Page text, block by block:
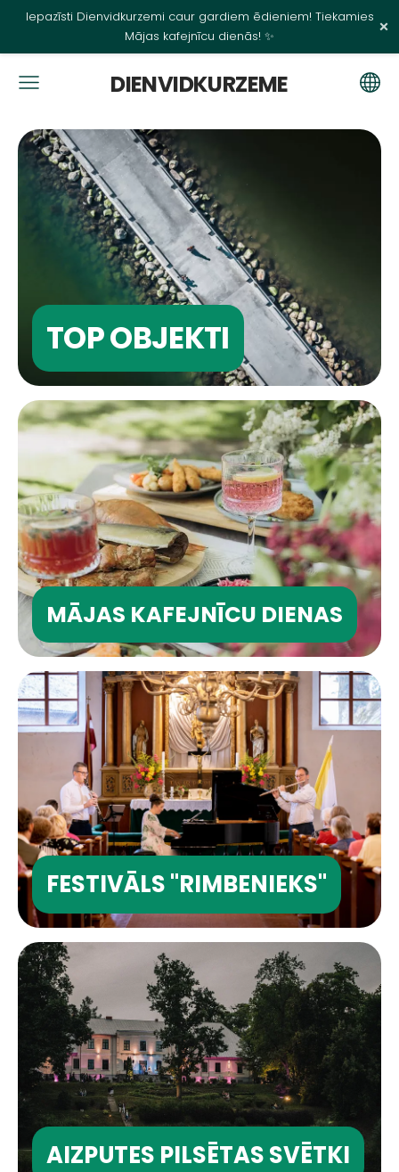
Iepazīsti Dienvidkurzemi caur gardiem ēdieniem! Tiekamies
Mājas kafejnīcu dienās! ✨
×
DIENVIDKURZEME
TOP OBJEKTI
MĀJAS KAFEJNĪCU DIENAS
FESTIVĀLS "RIMBENIEKS"
AIZPUTES PILSĒTAS SVĒTKI